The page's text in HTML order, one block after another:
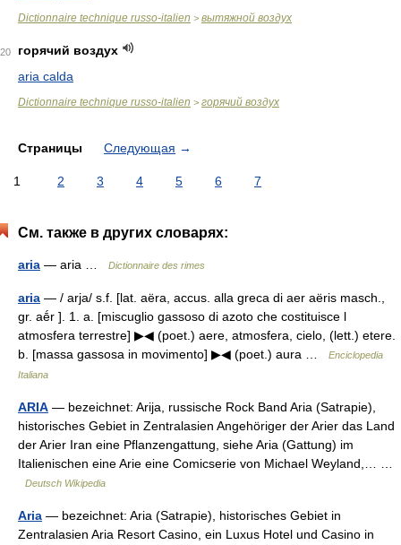
Dictionnaire technique russo-italien > вытяжной воздух
20
горячий воздух
aria calda
Dictionnaire technique russo-italien > горячий воздух
Страницы Следующая →
1 2 3 4 5 6 7
См. также в других словарях:
aria — aria … Dictionnaire des rimes
aria — / arja/ s.f. [lat. aëra, accus. alla greca di aer aëris masch.,
gr. aḗr ]. 1. a. [miscuglio gassoso di azoto che costituisce l
atmosfera terrestre] ▶◀ (poet.) aere, atmosfera, cielo, (lett.) etere.
b. [massa gassosa in movimento] ▶◀ (poet.) aura …
Enciclopedia
Italiana
ARIA — bezeichnet: Arija, russische Rock Band Aria (Satrapie),
historisches Gebiet in Zentralasien Angehöriger der Arier das Land
der Arier Iran eine Pflanzengattung, siehe Aria (Gattung) im
Italienischen eine Arie eine Comicserie von Michael Weyland,… …
Deutsch Wikipedia
Aria — bezeichnet: Aria (Satrapie), historisches Gebiet in
Zentralasien Aria Resort Casino, ein Luxus Hotel und Casino in